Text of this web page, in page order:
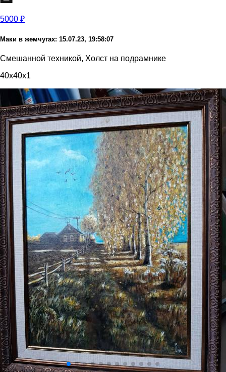
5000 ₽
Маки в жемчугах: 15.07.23, 19:58:07
Смешанной техникой, Холст на подрамнике
40x40x1